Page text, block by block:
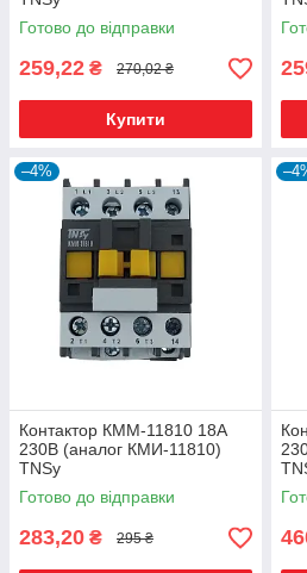
Готово до відправки
259,22 ₴ 270,02 ₴
Купити
–4%
Контактор КММ-11810 18А
230В (аналог КМИ-11810)
TNSy
Готово до відправки
283,20 ₴ 295 ₴